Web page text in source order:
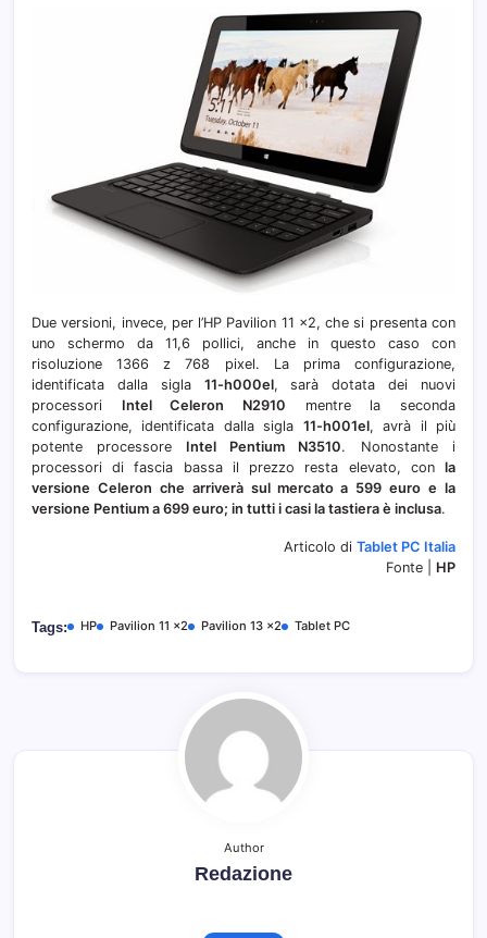
Due versioni, invece, per l’HP Pavilion 11 x2, che si presenta con
uno schermo da 11,6 pollici, anche in questo caso con
risoluzione 1366 z 768 pixel. La prima configurazione,
identificata dalla sigla 11-h000el, sarà dotata dei nuovi
processori Intel Celeron N2910 mentre la seconda
configurazione, identificata dalla sigla 11-h001el, avrà il più
potente processore Intel Pentium N3510. Nonostante i
processori di fascia bassa il prezzo resta elevato, con la
versione Celeron che arriverà sul mercato a 599 euro e la
versione Pentium a 699 euro; in tutti i casi la tastiera è inclusa.
Articolo di Tablet PC Italia
Fonte | HP
Tags: HP Pavilion 11 x2 Pavilion 13 x2 Tablet PC
Author
Redazione